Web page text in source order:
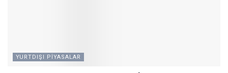
YURTDIŞI PIYASALAR